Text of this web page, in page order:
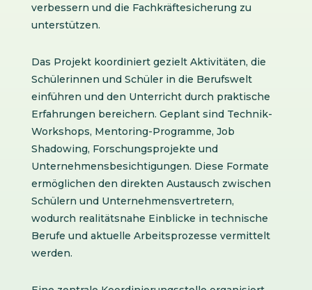
verbessern und die Fachkräftesicherung zu
unterstützen.
Das Projekt koordiniert gezielt Aktivitäten, die
Schülerinnen und Schüler in die Berufswelt
einführen und den Unterricht durch praktische
Erfahrungen bereichern. Geplant sind Technik-
Workshops, Mentoring-Programme, Job
Shadowing, Forschungsprojekte und
Unternehmensbesichtigungen. Diese Formate
ermöglichen den direkten Austausch zwischen
Schülern und Unternehmensvertretern,
wodurch realitätsnahe Einblicke in technische
Berufe und aktuelle Arbeitsprozesse vermittelt
werden.